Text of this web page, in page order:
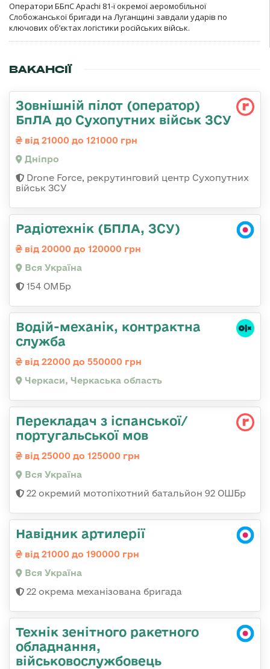
Оператори ББпС Apachi 81-ї окремої аеромобільної
Слобожанської бригади на Луганщині завдали ударів по
ключових об’єктах логістики російських військ.
ВАКАНСІЇ
Зовнішній пілот (оператор)
БпЛА до Сухопутних військ ЗСУ
від 21000 до 121000 грн
Дніпро
Drone Force, рекрутинговий центр Сухопутних
військ ЗСУ
Радіотехнік (БПЛА, ЗСУ)
від 20000 до 120000 грн
Вся Україна
154 ОМБр
Водій-механік, контрактна
служба
від 22000 до 550000 грн
Черкаси, Черкаська область
Перекладач з іспанської/
португальської мов
від 25000 до 125000 грн
Вся Україна
22 окремий мотопіхотний батальйон 92 ОШБр
Навідник артилерії
від 21000 до 190000 грн
Вся Україна
22 окрема механізована бригада
Технік зенітного ракетного
обладнання,
військовослужбовець